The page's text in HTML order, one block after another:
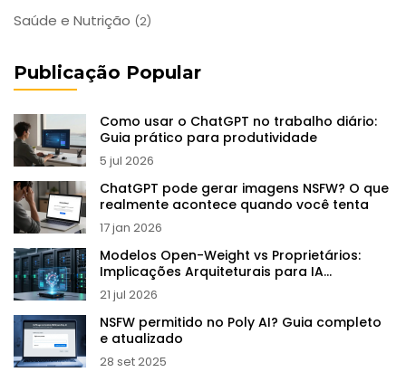
Saúde e Nutrição (2)
Publicação Popular
Como usar o ChatGPT no trabalho diário:
Guia prático para produtividade
5 jul 2026
ChatGPT pode gerar imagens NSFW? O que
realmente acontece quando você tenta
17 jan 2026
Modelos Open-Weight vs Proprietários:
Implicações Arquiteturais para IA
Generativa
21 jul 2026
NSFW permitido no Poly AI? Guia completo
e atualizado
28 set 2025